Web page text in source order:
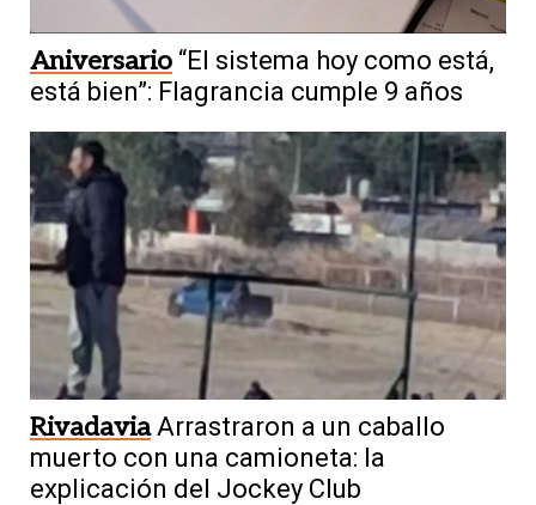
Aniversario “El sistema hoy como está,
está bien”: Flagrancia cumple 9 años
Rivadavia Arrastraron a un caballo
muerto con una camioneta: la
explicación del Jockey Club